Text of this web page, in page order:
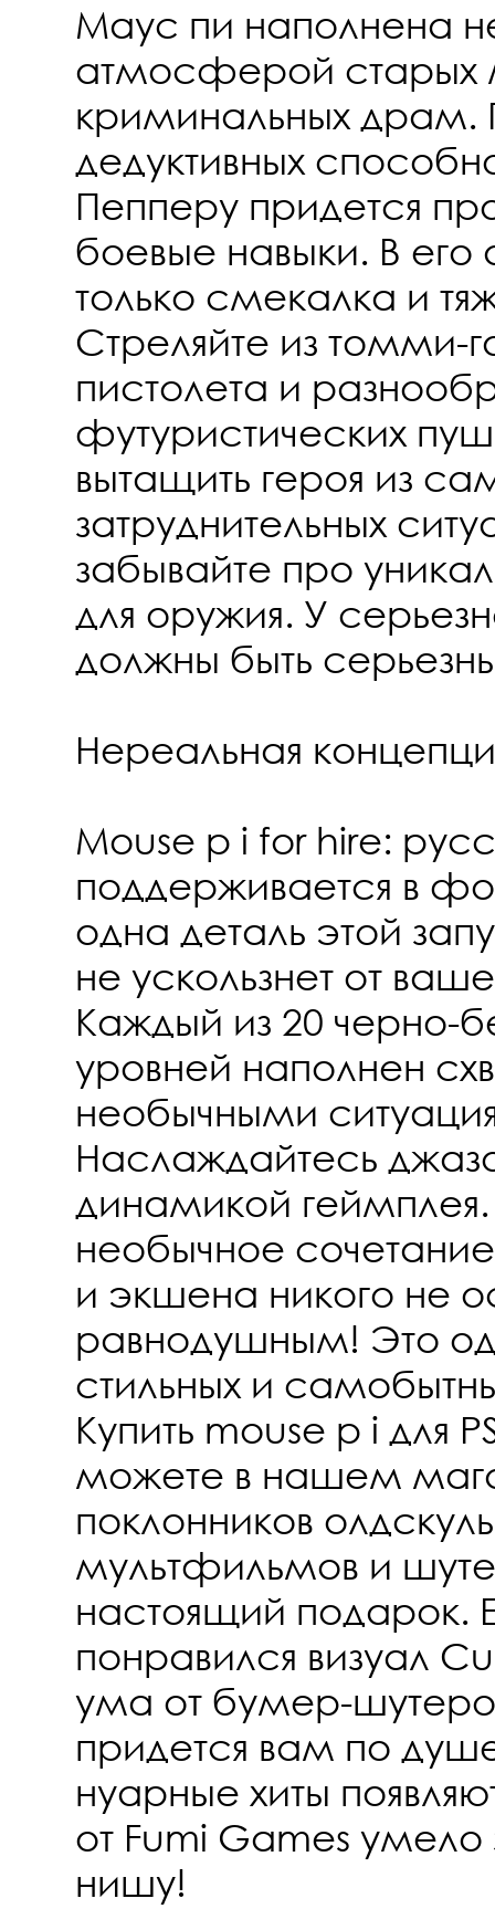
Маус пи наполнена
атмосферой старых
криминальных
дедуктивных
Пепперу придется
боевые навыки. В
только смекалка и
Стреляйте из томми-
пистолета и
футуристических
вытащить героя из
затруднительных
забывайте про
для оружия. У
должны быть
Нереальная
Mouse p i for hire:
поддерживается в
одна деталь этой
не ускользнет от
Каждый из 20 черно-
уровней наполнен
необычными
Наслаждайтесь
динамикой геймплея.
необычное
и экшена никого не
равнодушным! Это
стильных и
Купить mouse p i для
можете в нашем
поклонников
мультфильмов и
настоящий подарок.
понравился визуал
ума от бумер-
придется вам по
нуарные хиты
от Fumi Games умело
нишу!